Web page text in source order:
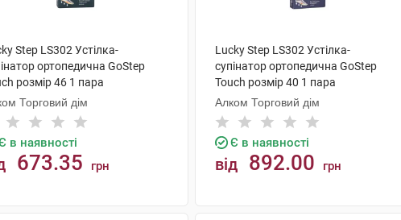
Step LS302 Устілка-
ортопедична GoStep
розмір 46 1 пара
Торговий дім
в наявності
673.35 грн
Lucky Step LS302 Устілка-
супінатор ортопедична GoStep
Touch розмір 40 1 пара
Алком Торговий дім
Є в наявності
від 892.00 грн